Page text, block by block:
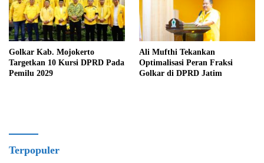
Golkar Kab. Mojokerto
Targetkan 10 Kursi DPRD Pada
Pemilu 2029
Ali Mufthi Tekankan
Optimalisasi Peran Fraksi
Golkar di DPRD Jatim
Terpopuler